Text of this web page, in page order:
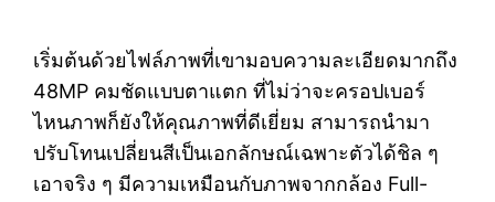
เริ่มต้นด้วยไฟล์ภาพที่เขามอบความละเอียดมากถึง
48MP คมชัดแบบตาแตก ที่ไม่ว่าจะครอปเบอร์
ไหนภาพก็ยังให้คุณภาพที่ดีเยี่ยม สามารถนำมา
ปรับโทนเปลี่ยนสีเป็นเอกลักษณ์เฉพาะตัวได้ชิล ๆ
เอาจริง ๆ มีความเหมือนกับภาพจากกล้อง Full-